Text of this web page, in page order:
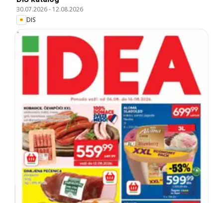
30.07.2026- 12.08.2026
DIS